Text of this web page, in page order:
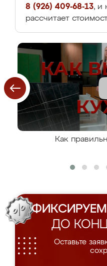
8 (926) 409-68-13, и
рассчитает
Как
ДО
Оставьте